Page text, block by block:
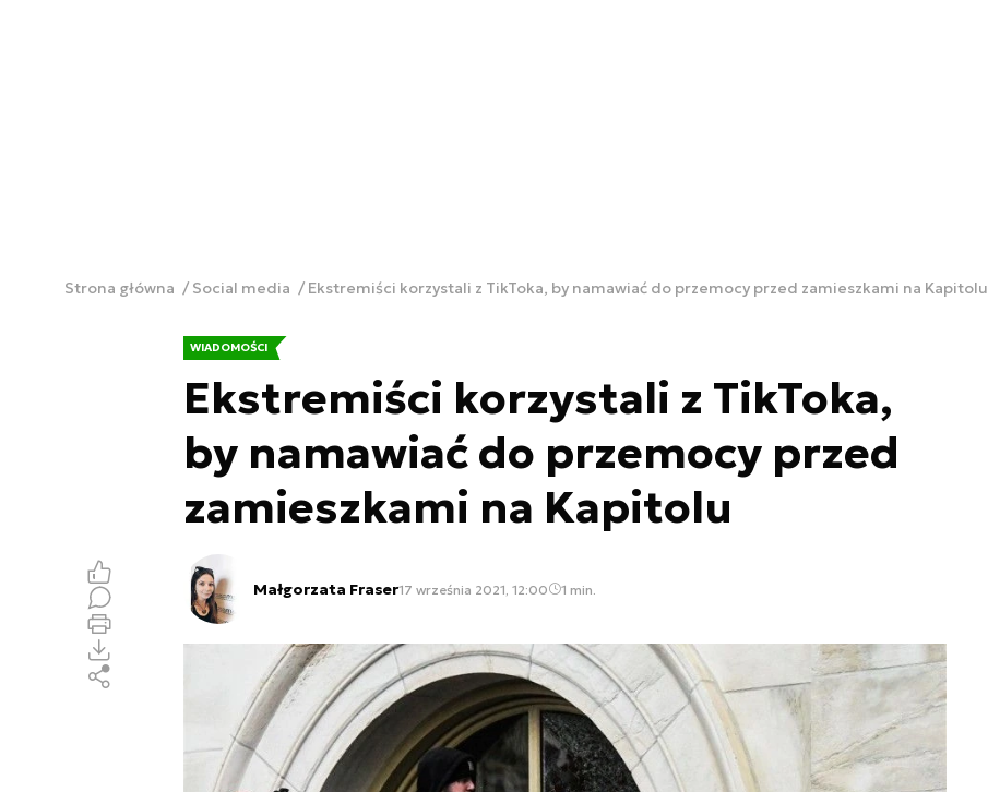
Strona główna Social media Ekstremiści korzystali z TikToka, by namawiać do przemocy przed zamieszkami na Kapitolu
WIADOMOŚCI
Ekstremiści korzystali z TikToka,
by namawiać do przemocy przed
zamieszkami na Kapitolu
Małgorzata Fraser17 września 2021, 12:00 1 min.